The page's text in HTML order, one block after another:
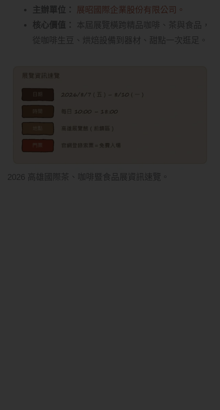
主辦單位：
展昭國際企業股份有限公司。
核心價值：
本屆展覽橫跨精品咖啡、茶與食品，
從咖啡生豆、烘焙設備到器材、甜點一次逛足。
2026 高雄國際茶、咖啡暨食品展資訊速覽。